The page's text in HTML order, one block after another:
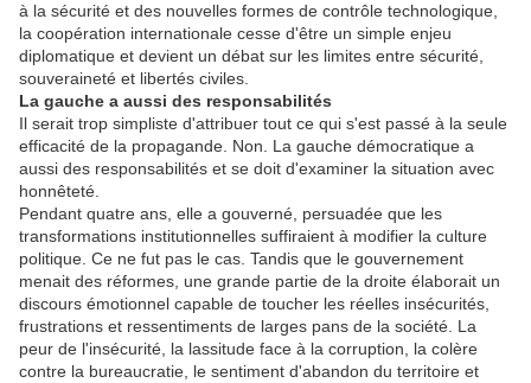
à la sécurité et des nouvelles formes de contrôle technologique,
la coopération internationale cesse d'être un simple enjeu
diplomatique et devient un débat sur les limites entre sécurité,
souveraineté et libertés civiles.
La gauche a aussi des responsabilités
Il serait trop simpliste d'attribuer tout ce qui s'est passé à la seule
efficacité de la propagande. Non. La gauche démocratique a
aussi des responsabilités et se doit d'examiner la situation avec
honnêteté.
Pendant quatre ans, elle a gouverné, persuadée que les
transformations institutionnelles suffiraient à modifier la culture
politique. Ce ne fut pas le cas. Tandis que le gouvernement
menait des réformes, une grande partie de la droite élaborait un
discours émotionnel capable de toucher les réelles insécurités,
frustrations et ressentiments de larges pans de la société. La
peur de l'insécurité, la lassitude face à la corruption, la colère
contre la bureaucratie, le sentiment d'abandon du territoire et